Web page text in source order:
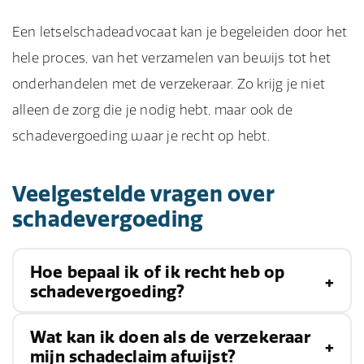
Een letselschadeadvocaat kan je begeleiden door het
hele proces, van het verzamelen van bewijs tot het
onderhandelen met de verzekeraar. Zo krijg je niet
alleen de zorg die je nodig hebt, maar ook de
schadevergoeding waar je recht op hebt.
Veelgestelde vragen over
schadevergoeding
Hoe bepaal ik of ik recht heb op
schadevergoeding?
Als je schade hebt geleden door toedoen van
Wat kan ik doen als de verzekeraar
mijn schadeclaim afwijst?